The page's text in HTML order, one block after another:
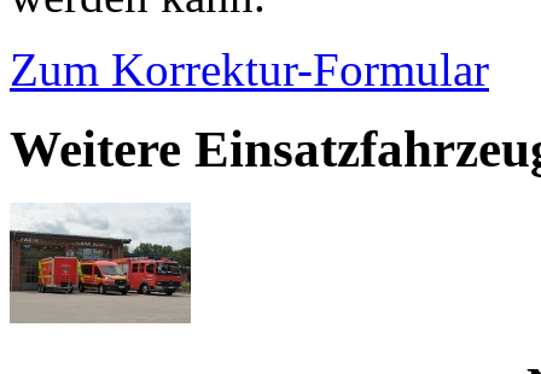
Zum Korrektur-Formular
Weitere